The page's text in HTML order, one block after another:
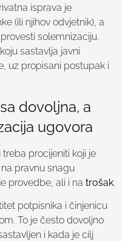
isprava je
(ili njihov odvjetnik), a
solemnizaciju.
sastavlja javni
uz propisani postupak i
dovoljna, a
ugovora
procijeniti koji je
na pravnu snagu
provedbe, ali i na trošak.
potpisnika i činjenicu
To je često dovoljno
i kada je cilj